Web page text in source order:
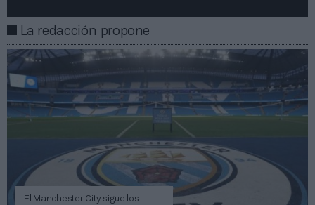
La redacción propone
El Manchester City sigue los